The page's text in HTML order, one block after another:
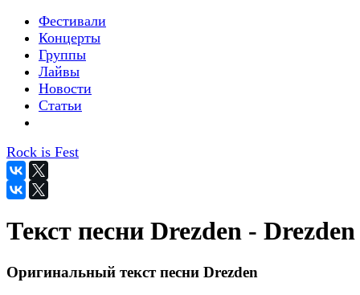
Фестивали
Концерты
Группы
Лайвы
Новости
Статьи
Rock is Fest
Текст песни Drezden - Drezden
Оригинальный текст песни Drezden